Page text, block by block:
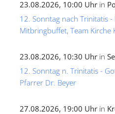
23.08.2026, 10:00 Uhr in
12. Sonntag nach Trinitatis
Mitbringbuffet, Team Kirche
23.08.2026, 10:30 Uhr in
12. Sonntag n. Trinitatis -
Pfarrer Dr. Beyer
27.08.2026, 19:00 Uhr in